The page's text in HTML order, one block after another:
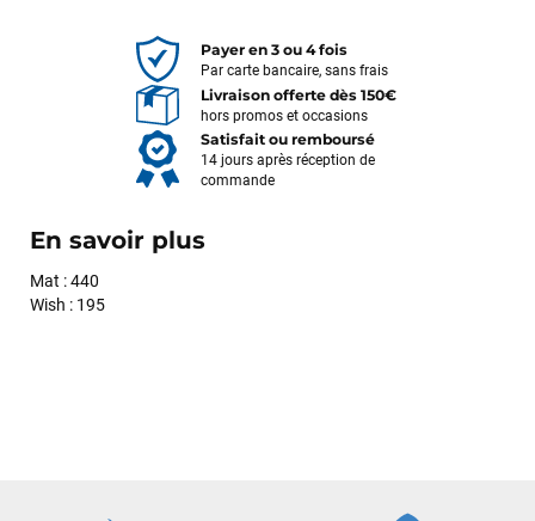
Payer en 3 ou 4 fois
Par carte bancaire, sans frais
Livraison offerte dès 150€
hors promos et occasions
Satisfait ou remboursé
14 jours après réception de
commande
En savoir plus
Mat : 440
Wish : 195
Des conseils (par téléphone), du matos d'occasion de bonne